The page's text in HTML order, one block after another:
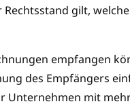
gilt,
empfangen
des Empfängers
mit